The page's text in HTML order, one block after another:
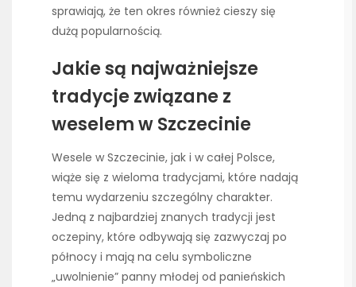
sprawiają, że ten okres również cieszy się
dużą popularnością.
Jakie są najważniejsze
tradycje związane z
weselem w Szczecinie
Wesele w Szczecinie, jak i w całej Polsce,
wiąże się z wieloma tradycjami, które nadają
temu wydarzeniu szczególny charakter.
Jedną z najbardziej znanych tradycji jest
oczepiny, które odbywają się zazwyczaj po
północy i mają na celu symboliczne
„uwolnienie” panny młodej od panieńskich